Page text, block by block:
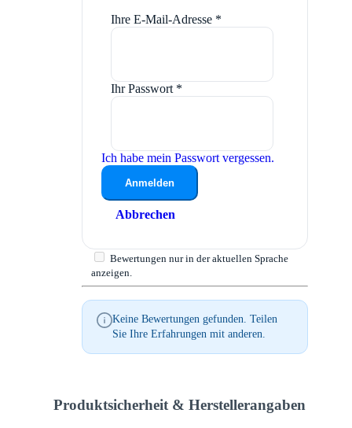
Ihre E-Mail-Adresse *
Ihr Passwort *
Ich habe mein Passwort vergessen.
Anmelden
Abbrechen
Bewertungen nur in der aktuellen Sprache
anzeigen.
Keine Bewertungen gefunden. Teilen
Sie Ihre Erfahrungen mit anderen.
Produktsicherheit & Herstellerangaben